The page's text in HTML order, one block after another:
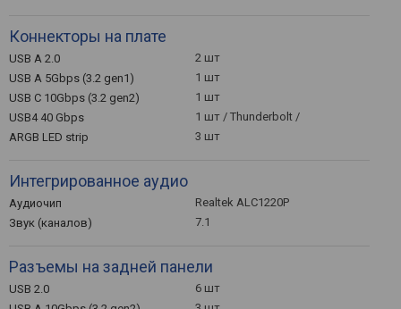
Коннекторы на плате
USB A 2.0
2 шт
USB A 5Gbps (3.2 gen1)
1 шт
USB C 10Gbps (3.2 gen2)
1 шт
USB4 40 Gbps
1 шт / Thunderbolt /
ARGB LED strip
3 шт
Интегрированное аудио
Аудиочип
Realtek ALC1220P
Звук (каналов)
7.1
Разъемы на задней панели
USB 2.0
6 шт